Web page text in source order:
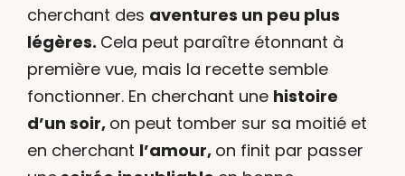
cherchant des aventures un peu plus
légères. Cela peut paraître étonnant à
première vue, mais la recette semble
fonctionner. En cherchant une histoire
d’un soir, on peut tomber sur sa moitié et
en cherchant l’amour, on finit par passer